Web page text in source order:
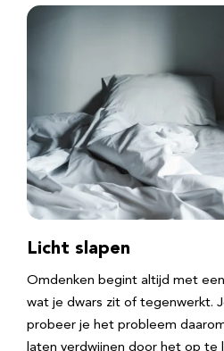
Licht slapen
Omdenken begint altijd met
wat je dwars zit of tegenwerkt.
probeer je het probleem
laten verdwijnen door het op te